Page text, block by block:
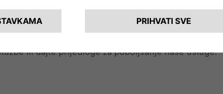
ili dajte prijedloge za poboljšanje naše usluge.